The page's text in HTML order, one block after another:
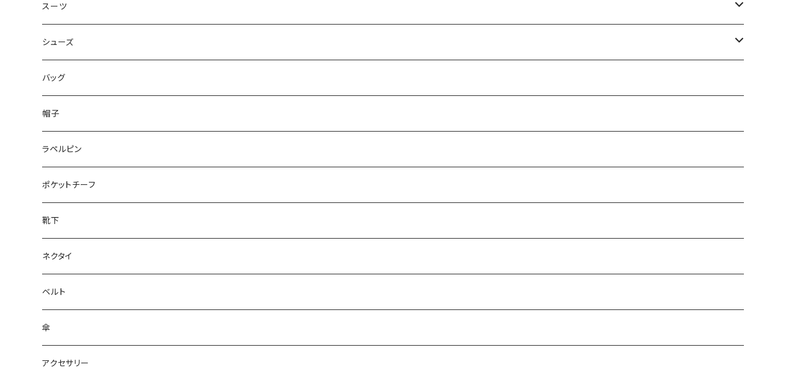
50/XL～
48/L
50/XL～
46/M
48/L
50/XL～
～44/S
46/M
48/L
50/XL～
スーツ
～44/S
46/M
48/L
50/XL～
シューズ
～25.5cm
26cm～
27cm～
28cm～
バッグ
帽子
ラペルピン
ポケットチーフ
靴下
ネクタイ
ベルト
傘
アクセサリー